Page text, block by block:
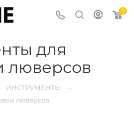
0
для
люверсов
ИНСТРУМЕНТЫ —
люверсов